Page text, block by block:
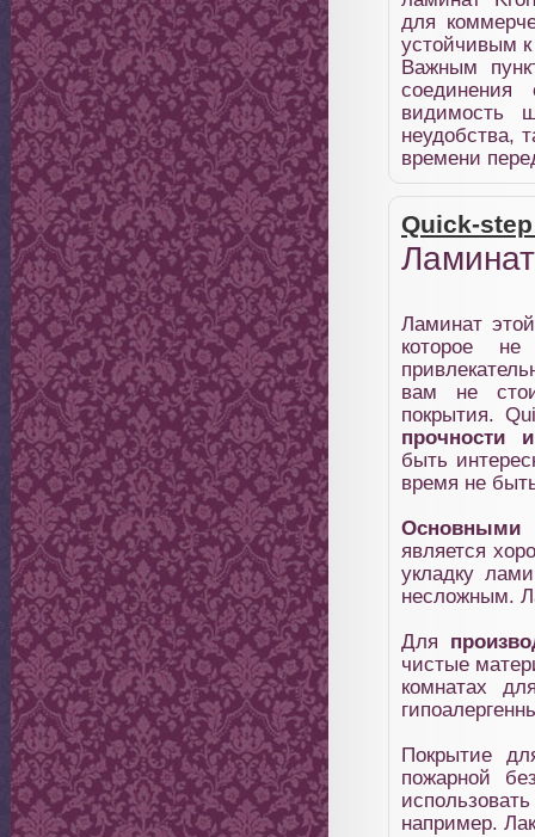
для
устойчивым
Важным
соединения
видимость
неудобства,
времени
Quick-
Ламинат
которое
вам не
покрытия.
прочности
быть
время не
Основными
является
укладку
несложным.
Для
чистые
комнатах
Покрытие
пожарной
например.